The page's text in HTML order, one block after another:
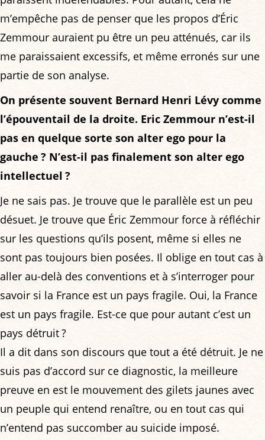
m’empêche pas de penser que les propos d’Éric
Zemmour auraient pu être un peu atténués, car ils
me paraissaient excessifs, et même erronés sur une
partie de son analyse.
On présente souvent Bernard Henri Lévy comme
l’épouventail de la droite. Eric Zemmour n’est-il
pas en quelque sorte son alter ego pour la
gauche ? N’est-il pas finalement son alter ego
intellectuel ?
Je ne sais pas. Je trouve que le parallèle est un peu
désuet. Je trouve que Éric Zemmour force à réfléchir
sur les questions qu’ils posent, même si elles ne
sont pas toujours bien posées. Il oblige en tout cas à
aller au-delà des conventions et à s’interroger pour
savoir si la France est un pays fragile. Oui, la France
est un pays fragile. Est-ce que pour autant c’est un
pays détruit ?
Il a dit dans son discours que tout a été détruit. Je ne
suis pas d’accord sur ce diagnostic, la meilleure
preuve en est le mouvement des gilets jaunes avec
un peuple qui entend renaître, ou en tout cas qui
n’entend pas succomber au suicide imposé.